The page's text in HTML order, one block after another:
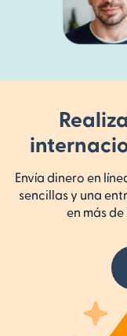
Envía dinero en
sencillas y una
en más de